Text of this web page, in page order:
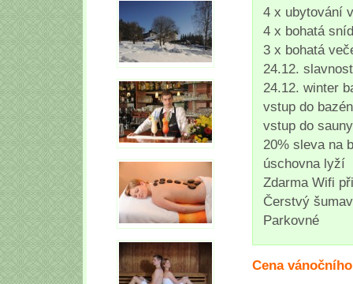
4 x ubytování
4 x bohatá
3 x bohatá
24.12.
24.12. winter
vstup do
vstup do
20% sleva na
úschovna lyží
Zdarma Wifi
Čerstvý
Parkovné
Cena